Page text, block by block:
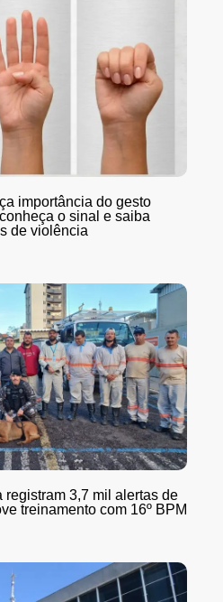
importância do gesto
o sinal e saiba
de violência
registram 3,7 mil alertas de
treinamento com 16º BPM